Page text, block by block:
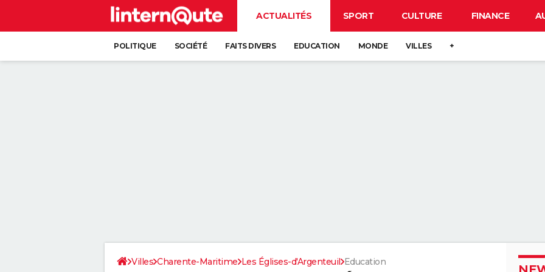
ACTUALITÉS SPORT CULTURE FINANCE
POLITIQUE SOCIÉTÉ FAITS DIVERS EDUCATION MONDE VILLES +
Villes Charente-Maritime Les Églises-d'Argenteuil Education